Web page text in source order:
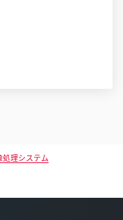
処理システム